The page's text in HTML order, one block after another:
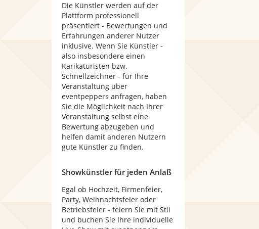
Die Künstler werden auf der
Plattform professionell
präsentiert - Bewertungen und
Erfahrungen anderer Nutzer
inklusive. Wenn Sie Künstler -
also insbesondere einen
Karikaturisten bzw.
Schnellzeichner - für Ihre
Veranstaltung über
eventpeppers anfragen, haben
Sie die Möglichkeit nach Ihrer
Veranstaltung selbst eine
Bewertung abzugeben und
helfen damit anderen Nutzern
gute Künstler zu finden.
Showkünstler für jeden Anlaß
Egal ob Hochzeit, Firmenfeier,
Party, Weihnachtsfeier oder
Betriebsfeier - feiern Sie mit Stil
und buchen Sie Ihre individuelle